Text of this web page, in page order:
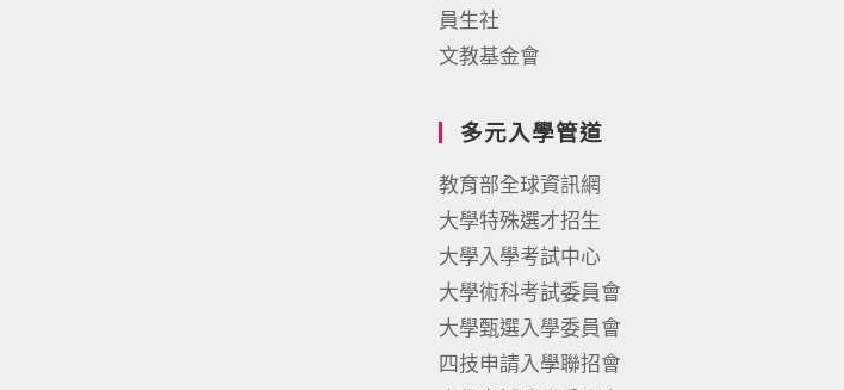
員生社
文教基金會
多元入學管道
教育部全球資訊網
大學特殊選才招生
大學入學考試中心
大學術科考試委員會
大學甄選入學委員會
四技申請入學聯招會